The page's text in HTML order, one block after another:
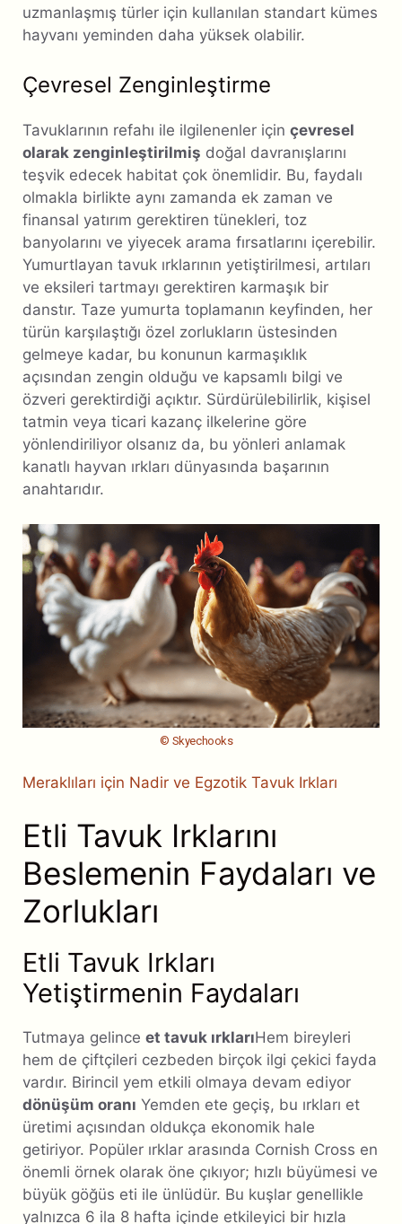
uzmanlaşmış türler için kullanılan standart kümes
hayvanı yeminden daha yüksek olabilir.
Çevresel Zenginleştirme
Tavuklarının refahı ile ilgilenenler için çevresel
olarak zenginleştirilmiş doğal davranışlarını
teşvik edecek habitat çok önemlidir. Bu, faydalı
olmakla birlikte aynı zamanda ek zaman ve
finansal yatırım gerektiren tünekleri, toz
banyolarını ve yiyecek arama fırsatlarını içerebilir.
Yumurtlayan tavuk ırklarının yetiştirilmesi, artıları
ve eksileri tartmayı gerektiren karmaşık bir
danstır. Taze yumurta toplamanın keyfinden, her
türün karşılaştığı özel zorlukların üstesinden
gelmeye kadar, bu konunun karmaşıklık
açısından zengin olduğu ve kapsamlı bilgi ve
özveri gerektirdiği açıktır. Sürdürülebilirlik, kişisel
tatmin veya ticari kazanç ilkelerine göre
yönlendiriliyor olsanız da, bu yönleri anlamak
kanatlı hayvan ırkları dünyasında başarının
anahtarıdır.
© Skyechooks
Meraklıları için Nadir ve Egzotik Tavuk Irkları
Etli Tavuk Irklarını
Beslemenin Faydaları ve
Zorlukları
Etli Tavuk Irkları
Yetiştirmenin Faydaları
Tutmaya gelince et tavuk ırklarıHem bireyleri
hem de çiftçileri cezbeden birçok ilgi çekici fayda
vardır. Birincil yem etkili olmaya devam ediyor
dönüşüm oranı Yemden ete geçiş, bu ırkları et
üretimi açısından oldukça ekonomik hale
getiriyor. Popüler ırklar arasında Cornish Cross en
önemli örnek olarak öne çıkıyor; hızlı büyümesi ve
büyük göğüs eti ile ünlüdür. Bu kuşlar genellikle
yalnızca 6 ila 8 hafta içinde etkileyici bir hızla